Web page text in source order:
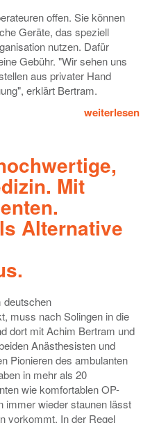
offen. Sie können
Geräte, das speziell
nutzen. Dafür
Gebühr. "Wir sehen uns
aus privater Hand
erklärt Bertram.
weiterlesen
Mit
Alternative
deutschen
muss nach Solingen in die
dort mit Achim Bertram und
Anästhesisten und
Pionieren des ambulanten
in mehr als 20
wie komfortablen OP-
immer wieder staunen lässt
vorkommt. In der Regel